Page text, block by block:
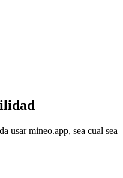
usar mineo.app, sea cual sea